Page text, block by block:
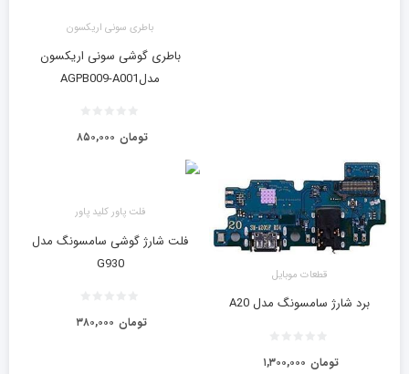
باطری سونی اریکسون
باطری گوشی سونی اریکسون
مدلAGPB009-A001
۸۵۰,۰۰۰ تومان
قطعات موبایل
برد شارژ سامسونگ مدل A20
۱,۳۰۰,۰۰۰ تومان
فلت پاور کلید پاور
فلت شارژ گوشی سامسونگ مدل
G930
۳۸۰,۰۰۰ تومان